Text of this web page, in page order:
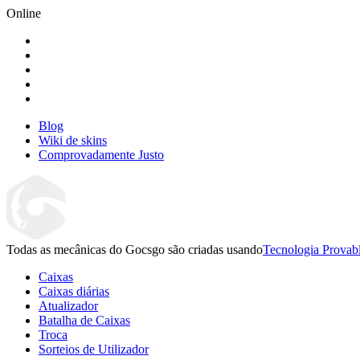
Online
Blog
Wiki de skins
Comprovadamente Justo
Todas as mecânicas do Gocsgo são criadas usandoTecnologia
Caixas
Caixas diárias
Atualizador
Batalha de Caixas
Troca
Sorteios de Utilizador